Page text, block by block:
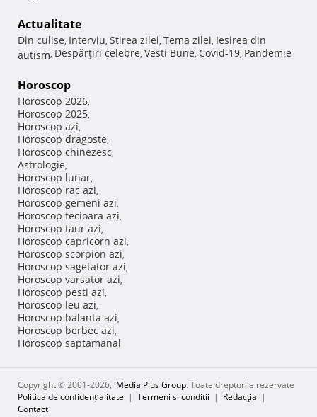
Actualitate
Din culise, Interviu, Stirea zilei, Tema zilei, Iesirea din
autism, Despărţiri celebre, Vesti Bune, Covid-19, Pandemie
Horoscop
Horoscop 2026,
Horoscop 2025,
Horoscop azi,
Horoscop dragoste,
Horoscop chinezesc,
Astrologie,
Horoscop lunar,
Horoscop rac azi,
Horoscop gemeni azi,
Horoscop fecioara azi,
Horoscop taur azi,
Horoscop capricorn azi,
Horoscop scorpion azi,
Horoscop sagetator azi,
Horoscop varsator azi,
Horoscop pesti azi,
Horoscop leu azi,
Horoscop balanta azi,
Horoscop berbec azi,
Horoscop saptamanal
Copyright © 2001-2026, iMedia Plus Group. Toate drepturile rezervate
Politica de confidențialitate | Termeni si conditii | Redacţia |
Contact